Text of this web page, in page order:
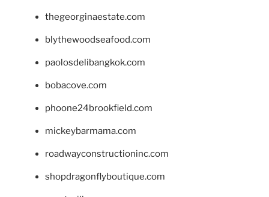
thegeorginaestate.com
blythewoodseafood.com
paolosdelibangkok.com
bobacove.com
phoone24brookfield.com
mickeybarmama.com
roadwayconstructioninc.com
shopdragonflyboutique.com